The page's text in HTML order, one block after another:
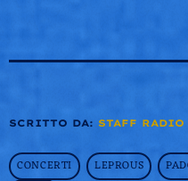
SCRITTO DA: STAFF
CONCERTI LEPROUS